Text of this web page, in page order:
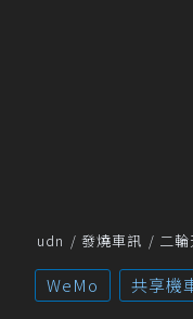
udn 發燒車訊 二
WeMo 共享機